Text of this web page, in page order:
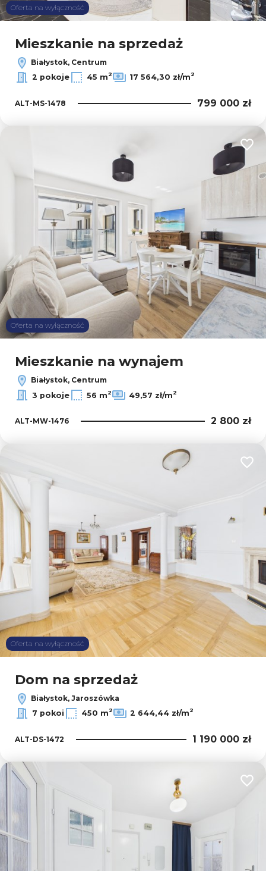
Oferta na wyłączność
Mieszkanie na sprzedaż
Białystok, Centrum
2 pokoje
45 m2 17 564,30 zł/m2
ALT-MS-1478 799 000 zł
Oferta na wyłączność
Mieszkanie na wynajem
Białystok, Centrum
3 pokoje
56 m2 49,57 zł/m2
ALT-MW-1476 2 800 zł
Oferta na wyłączność
Dom na sprzedaż
Białystok, Jaroszówka
7 pokoi
450 m2 2 644,44 zł/m2
ALT-DS-1472 1 190 000 zł